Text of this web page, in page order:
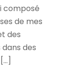
composé
de mes
des
des